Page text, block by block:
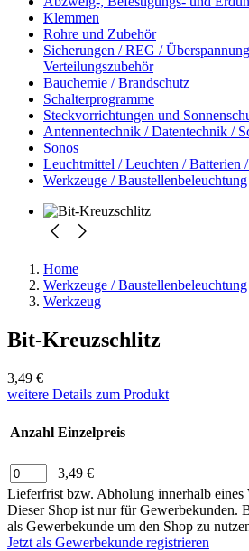
Klemmen
Rohre und Zubehör
Sicherungen / REG /
Verteilungszubehör
Bauchemie / Brandschutz
Schalterprogramme
Steckvorrichtungen und
Antennentechnik / Datentechnik /
Sonos
Leuchtmittel / Leuchten / Batterien
Werkzeuge / Baustellenbeleuchtung
Home
Werkzeuge / Baustellenbeleuchtung
Werkzeug
Bit-Kreuzschlitz
3,49 €
weitere Details zum Produkt
Anzahl Einzelpreis
3,49 €
Lieferfrist bzw. Abholung innerhalb eines
Dieser Shop ist nur für Gewerbekunden.
als Gewerbekunde um den Shop zu
Jetzt als Gewerbekunde registrieren